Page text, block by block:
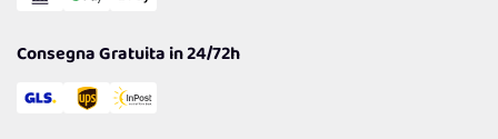
Consegna Gratuita in 24/72h